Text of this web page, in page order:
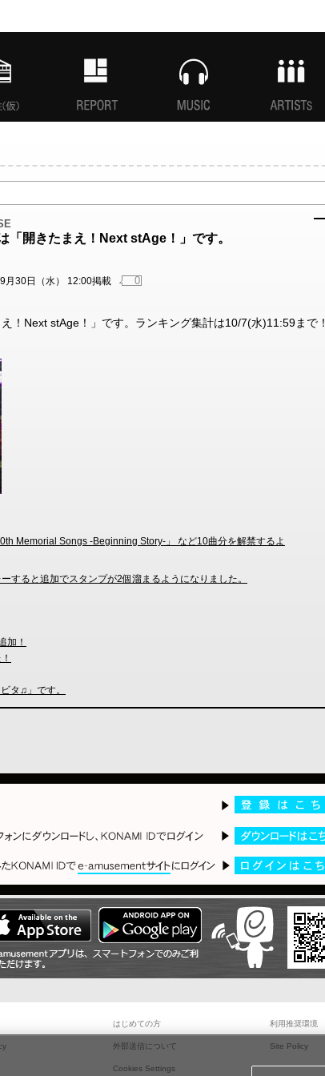
「開きたまえ！Next stAge！」です。
月30日（水） 12:00掲載 0
！Next stAge！」です。ランキング集計は10/7(水)11:59まで！
Memorial Songs -Beginning Story-」 など10曲分を解禁するよ
すると追加でスタンプが2個溜まるようになりました。
加！
タ♫」です。
はじめての方 利用推奨環境
外部送信について Site Policy
Cookies Settings